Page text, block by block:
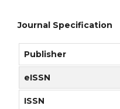
Journal Specification
Publisher
eISSN
ISSN